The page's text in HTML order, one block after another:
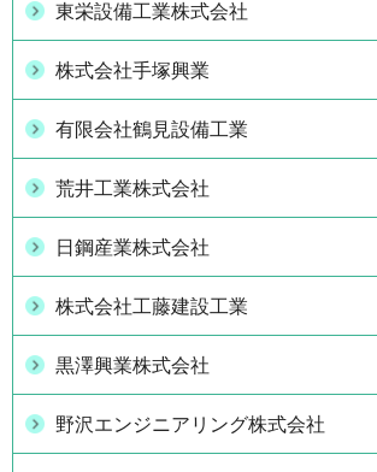
東栄設備工業株式会社
株式会社手塚興業
有限会社鶴見設備工業
荒井工業株式会社
日鋼産業株式会社
株式会社工藤建設工業
黒澤興業株式会社
野沢エンジニアリング株式会社